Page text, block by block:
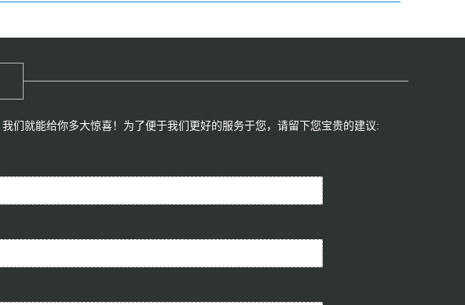
们就能给你多大惊喜！为了便于我们更好的服务于您，请留下您宝贵的建议:​